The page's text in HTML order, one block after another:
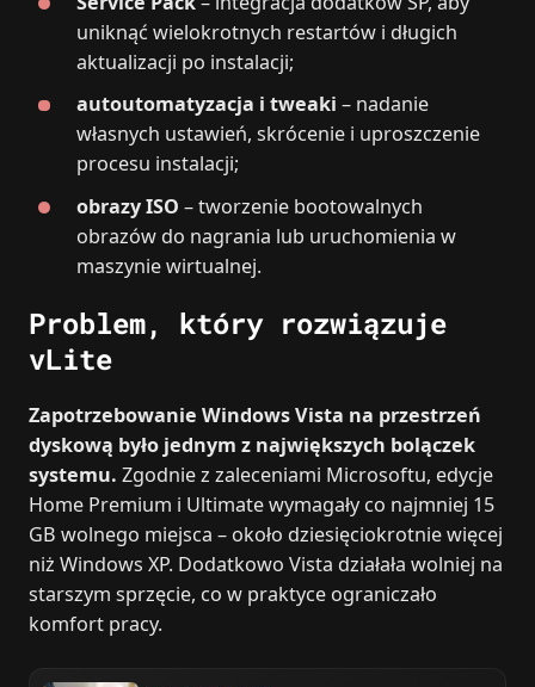
uniknąć wielokrotnych restartów i długich
aktualizacji po instalacji;
autoutomatyzacja i tweaki – nadanie
własnych ustawień, skrócenie i uproszczenie
procesu instalacji;
obrazy ISO – tworzenie bootowalnych
obrazów do nagrania lub uruchomienia w
maszynie wirtualnej.
Problem, który rozwiązuje
vLite
Zapotrzebowanie Windows Vista na przestrzeń
dyskową było jednym z największych bolączek
systemu. Zgodnie z zaleceniami Microsoftu, edycje
Home Premium i Ultimate wymagały co najmniej 15
GB wolnego miejsca – około dziesięciokrotnie więcej
niż Windows XP. Dodatkowo Vista działała wolniej na
starszym sprzęcie, co w praktyce ograniczało
komfort pracy.